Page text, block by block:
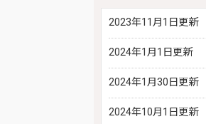
2023年11月1日更新
2024年1月1日更新
2024年1月30日更新
2024年10月1日更新